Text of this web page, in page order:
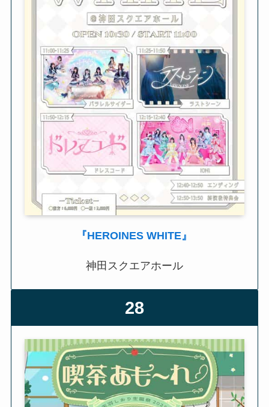
『HEROINES WHITE』
神田スクエアホール
28